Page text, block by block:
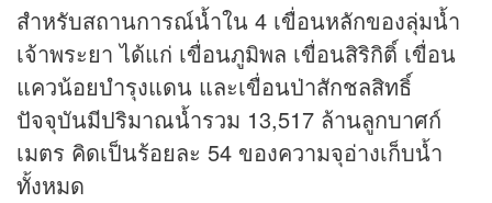
สำหรับสถานการณ์น้ำใน 4 เขื่อนหลักของลุ่มน้ำ
เจ้าพระยา ได้แก่ เขื่อนภูมิพล เขื่อนสิริกิติ์ เขื่อน
แควน้อยบำรุงแดน และเขื่อนป่าสักชลสิทธิ์
ปัจจุบันมีปริมาณน้ำรวม 13,517 ล้านลูกบาศก์
เมตร คิดเป็นร้อยละ 54 ของความจุอ่างเก็บน้ำ
ทั้งหมด